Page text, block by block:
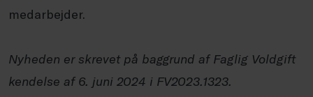
medarbejder.
Nyheden er skrevet på baggrund af Faglig Voldgift
kendelse af 6. juni 2024 i FV2023.1323.